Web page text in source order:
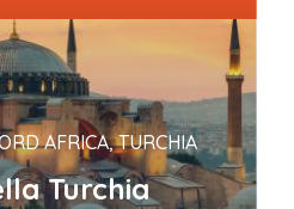
AFRICA, TURCHIA
Turchia